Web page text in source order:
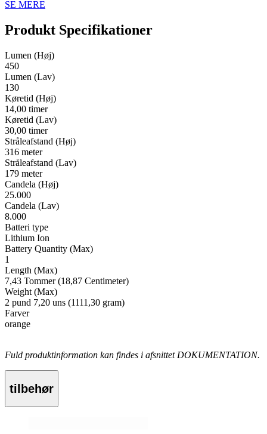
SE MERE
Produkt Specifikationer
Lumen (Høj)
450
Lumen (Lav)
130
Køretid (Høj)
14,00 timer
Køretid (Lav)
30,00 timer
Stråleafstand (Høj)
316 meter
Stråleafstand (Lav)
179 meter
Candela (Høj)
25.000
Candela (Lav)
8.000
Batteri type
Lithium Ion
Battery Quantity (Max)
1
Length (Max)
7,43 Tommer (18,87 Centimeter)
Weight (Max)
2 pund 7,20 uns (1111,30 gram)
Farver
orange
Fuld produktinformation kan findes i afsnittet DOKUMENTATION.
tilbehør